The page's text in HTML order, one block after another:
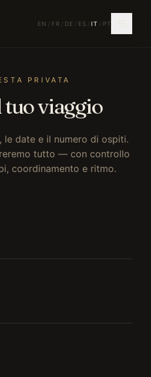
EN / FR / DE / ES / IT / PT
PRIVATA
viaggio
le date e il numero di ospiti.
tutto — con controllo
coordinamento e ritmo.